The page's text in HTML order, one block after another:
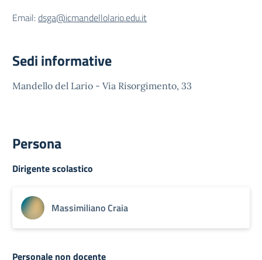
Email:dsga@icmandellolario.edu.it
Sedi informative
Mandello del Lario - Via Risorgimento, 33
Persona
Dirigente scolastico
Massimiliano Craia
Personale non docente